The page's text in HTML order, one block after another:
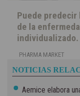
Puede predecir
de la
individualizado.
PHARMA MARKET
NOTICIAS
Aemice elabora